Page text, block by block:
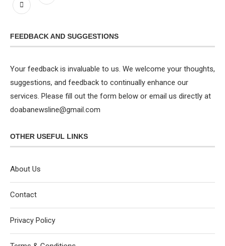
FEEDBACK AND SUGGESTIONS
Your feedback is invaluable to us. We welcome your thoughts,
suggestions, and feedback to continually enhance our
services. Please fill out the form below or email us directly at
doabanewsline@gmail.com
OTHER USEFUL LINKS
About Us
Contact
Privacy Policy